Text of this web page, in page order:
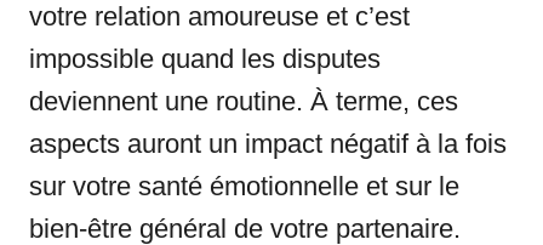
votre relation amoureuse et c’est
impossible quand les disputes
deviennent une routine. À terme, ces
aspects auront un impact négatif à la fois
sur votre santé émotionnelle et sur le
bien-être général de votre partenaire.